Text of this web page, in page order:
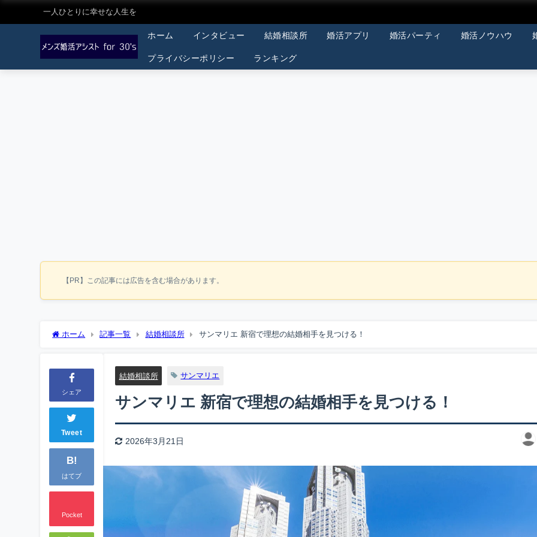
一人ひとりに幸せな人生を
ホーム インタビュー 結婚相談所 婚活アプリ 婚活パーティ 婚活ノウハウ
プライバシーポリシー ランキング
【PR】この記事には広告を含む場合があります。
ホーム 記事一覧 結婚相談所 サンマリエ 新宿で理想の結婚相手を見つける！
シェア
Tweet
B!
はてブ
Pocket
結婚相談所 サンマリエ
サンマリエ 新宿で理想の結婚相手を見つける！
2026年3月21日